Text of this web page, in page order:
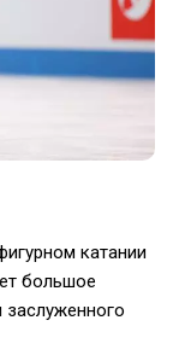
катании
большое
заслуженного